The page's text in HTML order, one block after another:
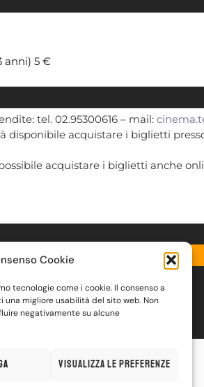
Cookie
tecnologie come i cookie. Il consenso a
migliore usabilità del sito web. Non
negativamente su alcune
Visualizza le preferenze
anni) 5 €
tel. 02.95300616 – mail:
disponibile acquistare i biglietti
acquistare i biglietti anche